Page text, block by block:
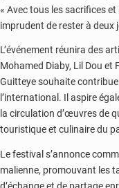
« Avec tous les sacrifices
imprudent de rester à deux
L’événement réunira des
Mohamed Diaby, Lil Dou et
Guitteye souhaite
l’international. Il aspire
la circulation d’œuvres de
touristique et culinaire du
Le festival s’annonce
malienne, promouvant les